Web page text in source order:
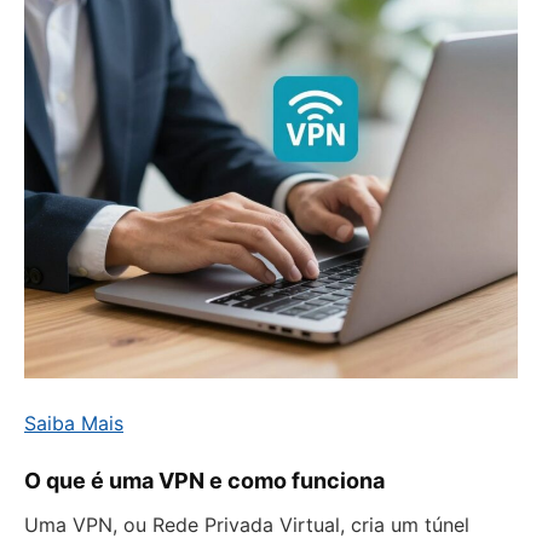
Saiba Mais
O que é uma VPN e como funciona
Uma VPN, ou Rede Privada Virtual, cria um túnel